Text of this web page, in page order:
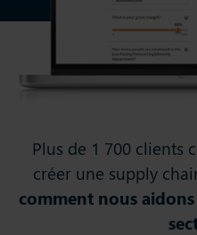
Plus de 1 700 clients
créer une supply
comment nous